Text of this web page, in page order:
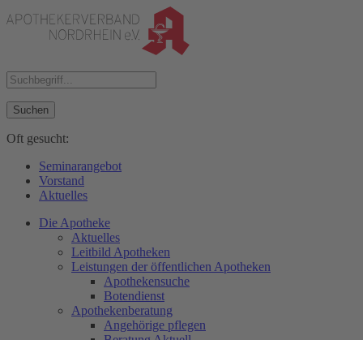
Suchen
Oft gesucht:
Seminarangebot
Vorstand
Aktuelles
Die Apotheke
Aktuelles
Leitbild Apotheken
Leistungen der öffentlichen Apotheken
Apothekensuche
Botendienst
Apothekenberatung
Angehörige pflegen